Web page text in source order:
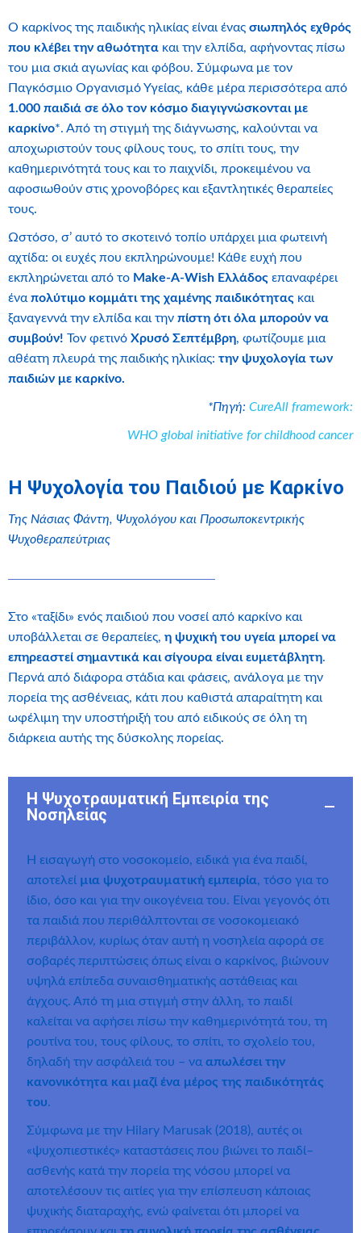
Ο καρκίνος της παιδικής ηλικίας είναι ένας σιωπηλός εχθρός
που κλέβει την αθωότητα και την ελπίδα, αφήνοντας πίσω
του μια σκιά αγωνίας και φόβου. Σύμφωνα με τον
Παγκόσμιο Οργανισμό Υγείας, κάθε μέρα περισσότερα από
1.000 παιδιά σε όλο τον κόσμο διαγιγνώσκονται με
καρκίνο*. Από τη στιγμή της διάγνωσης, καλούνται να
αποχωριστούν τους φίλους τους, το σπίτι τους, την
καθημερινότητά τους και το παιχνίδι, προκειμένου να
αφοσιωθούν στις χρονοβόρες και εξαντλητικές θεραπείες
τους.
Ωστόσο, σ’ αυτό το σκοτεινό τοπίο υπάρχει μια φωτεινή
αχτίδα: οι ευχές που εκπληρώνουμε! Κάθε ευχή που
εκπληρώνεται από το Make-A-Wish Ελλάδος επαναφέρει
ένα πολύτιμο κομμάτι της χαμένης παιδικότητας και
ξαναγεννά την ελπίδα και την πίστη ότι όλα μπορούν να
συμβούν! Τον φετινό Χρυσό Σεπτέμβρη, φωτίζουμε μια
αθέατη πλευρά της παιδικής ηλικίας: την ψυχολογία των
παιδιών με καρκίνο.
*Πηγή: CureAll framework:
WHO global initiative for childhood cancer
Η Ψυχολογία του Παιδιού με Καρκίνο
Της Νάσιας Φάντη, Ψυχολόγου και Προσωποκεντρικής
Ψυχοθεραπεύτριας
Στο «ταξίδι» ενός παιδιού που νοσεί από καρκίνο και
υποβάλλεται σε θεραπείες, η ψυχική του υγεία μπορεί να
επηρεαστεί σημαντικά και σίγουρα είναι ευμετάβλητη.
Περνά από διάφορα στάδια και φάσεις, ανάλογα με την
πορεία της ασθένειας, κάτι που καθιστά απαραίτητη και
ωφέλιμη την υποστήριξή του από ειδικούς σε όλη τη
διάρκεια αυτής της δύσκολης πορείας.
Η Ψυχοτραυματική Εμπειρία της
Νοσηλείας
Η εισαγωγή στο νοσοκομείο, ειδικά για ένα παιδί,
αποτελεί µια ψυχοτραυµατική εμπειρία, τόσο για το
ίδιο, όσο και για την οικογένεια του. Είναι γεγονός ότι
τα παιδιά που περιθάλπτονται σε νοσοκομειακό
περιβάλλον, κυρίως όταν αυτή η νοσηλεία αφορά σε
σοβαρές περιπτώσεις όπως είναι ο καρκίνος, βιώνουν
υψηλά επίπεδα συναισθηματικής αστάθειας και
άγχους. Από τη μια στιγμή στην άλλη, το παιδί
καλείται να αφήσει πίσω την καθημερινότητά του, τη
ρουτίνα του, τους φίλους, το σπίτι, το σχολείο του,
δηλαδή την ασφάλειά του – να απωλέσει την
κανονικότητα και μαζί ένα μέρος της παιδικότητάς
του.
Σύμφωνα με την Hilary Marusak (2018), αυτές οι
«ψυχοπιεστικές» καταστάσεις που βιώνει το παιδί–
ασθενής κατά την πορεία της νόσου μπορεί να
αποτελέσουν τις αιτίες για την επίσπευση κάποιας
ψυχικής διαταραχής, ενώ φαίνεται ότι μπορεί να